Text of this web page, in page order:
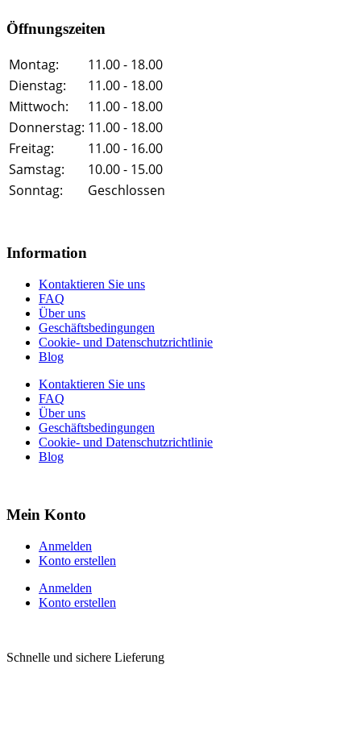
Öffnungszeiten
Montag:
11.00 - 18.00
Dienstag:
11.00 - 18.00
Mittwoch:
11.00 - 18.00
Donnerstag: 11.00 - 18.00
Freitag:
11.00 - 16.00
Samstag:
10.00 - 15.00
Sonntag:
Geschlossen
Information
Kontaktieren Sie uns
FAQ
Über uns
Geschäftsbedingungen
Cookie- und Datenschutzrichtlinie
Blog
Kontaktieren Sie uns
FAQ
Über uns
Geschäftsbedingungen
Cookie- und Datenschutzrichtlinie
Blog
Mein Konto
Anmelden
Konto erstellen
Anmelden
Konto erstellen
Schnelle und sichere Lieferung